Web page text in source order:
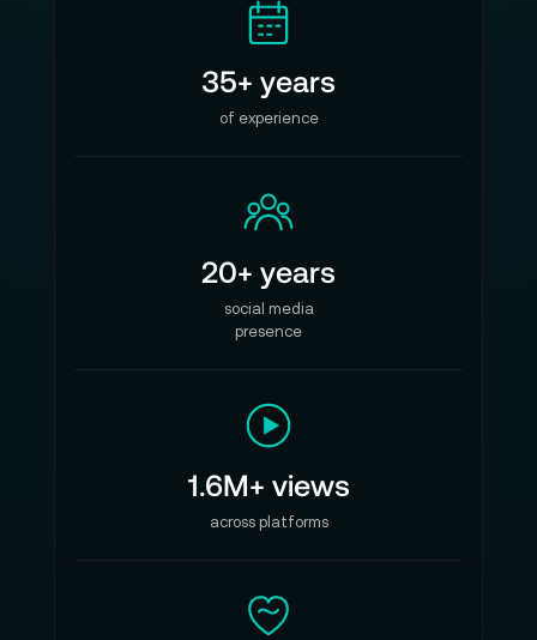
35+ years
of experience
20+ years
social media
presence
1.6M+ views
across platforms